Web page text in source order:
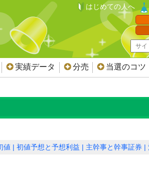
はじめての人へ
実績データ 分売 当選のコツ
値 初値予想と予想利益 主幹事と幹事証券